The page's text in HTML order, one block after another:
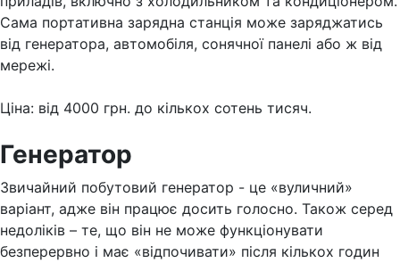
Сама портативна зарядна станція може заряджатись
від генератора, автомобіля, сонячної панелі або ж від
мережі.
Ціна: від 4000 грн. до кількох сотень тисяч.
Генератор
Звичайний побутовий генератор - це «вуличний»
варіант, адже він працює досить голосно. Також серед
недоліків – те, що він не може функціонувати
безперервно і має «відпочивати» після кількох годин